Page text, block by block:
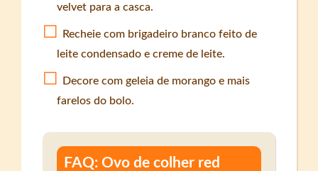
velvet para a casca.
Recheie com brigadeiro branco feito de
leite condensado e creme de leite.
Decore com geleia de morango e mais
farelos do bolo.
FAQ: Ovo de colher red